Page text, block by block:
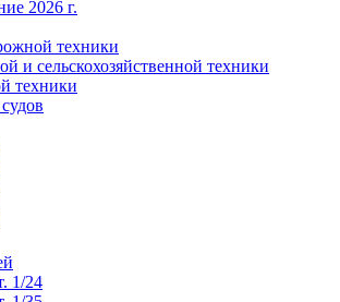
2026 г.
техники
и сельскохозяйственной техники
техники
1/24